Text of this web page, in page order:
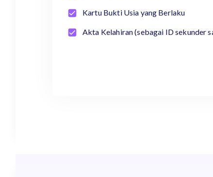
Kartu Bukti Usia yang Berlaku
Akta Kelahiran (sebagai ID sekunder